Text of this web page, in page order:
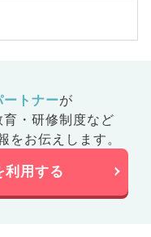
トナーが
育・研修制度など
をお伝えします。
利用する